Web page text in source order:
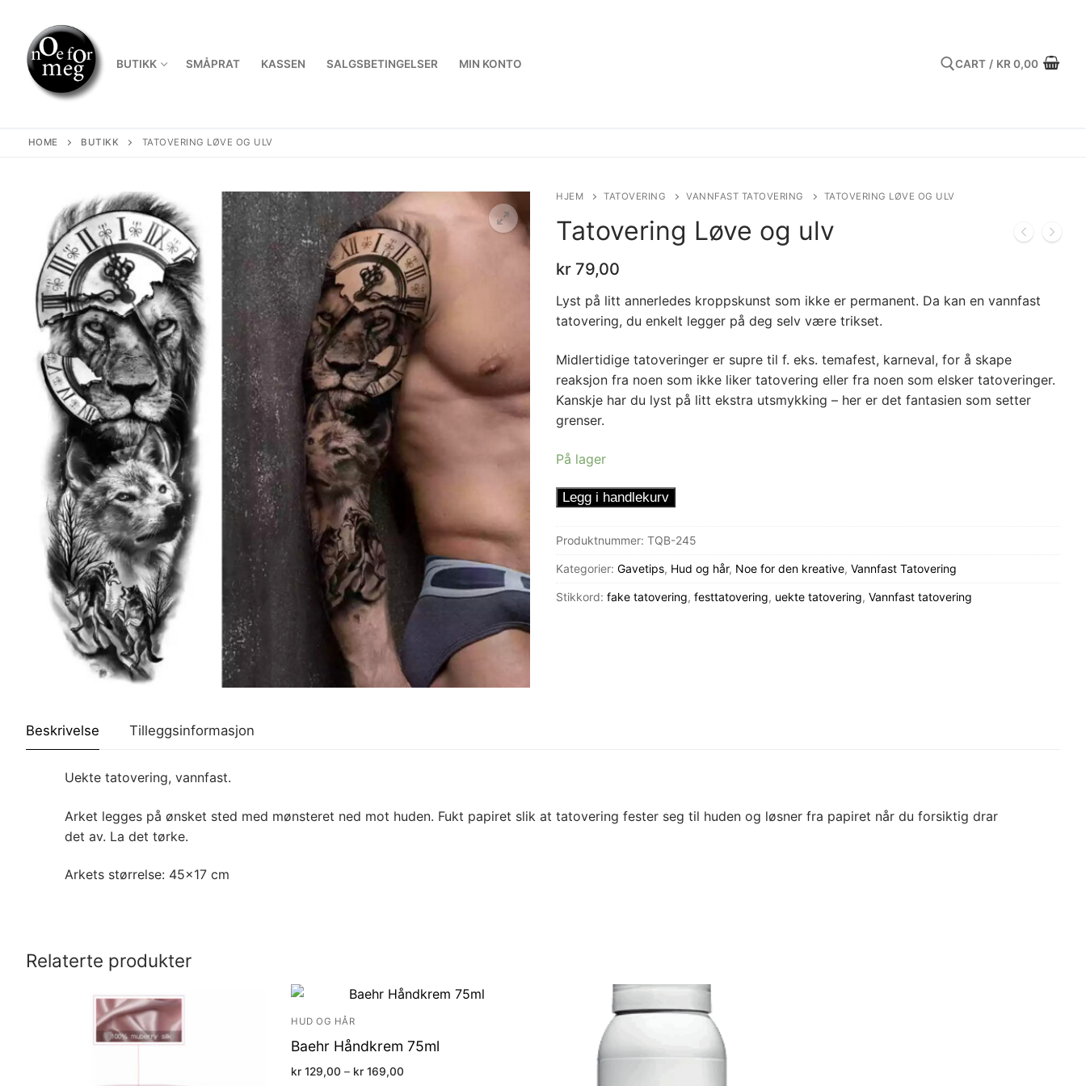
content
BUTIKK SMÅPRAT KASSEN SALGSBETINGELSER MIN KONTO CART / KR 0,00
HOME BUTIKK TATOVERING LØVE OG ULV
HJEM TATOVERING VANNFAST TATOVERING TATOVERING LØVE OG ULV
Tatovering Løve og ulv
kr 79,00
Lyst på litt annerledes kroppskunst som ikke er permanent. Da kan en vannfast
tatovering, du enkelt legger på deg selv være trikset.
Midlertidige tatoveringer er supre til f. eks. temafest, karneval, for å skape
reaksjon fra noen som ikke liker tatovering eller fra noen som elsker tatoveringer.
Kanskje har du lyst på litt ekstra utsmykking – her er det fantasien som setter
grenser.
På lager
Tatovering
og
antall
Legg i handlekurv
Produktnummer: TQB-245
Kategorier: Gavetips, Hud og hår, Noe for den kreative, Vannfast Tatovering
Stikkord: fake tatovering, festtatovering, uekte tatovering, Vannfast tatovering
Beskrivelse Tilleggsinformasjon
Uekte tatovering, vannfast.
Arket legges på ønsket sted med mønsteret ned mot huden. Fukt papiret slik at tatovering fester seg til huden og løsner fra papiret når du forsiktig drar
det av. La det tørke.
Arkets størrelse: 45×17 cm
Relaterte produkter
HUD OG HÅR
Baehr Håndkrem 75ml
kr 129,00 – kr 169,00